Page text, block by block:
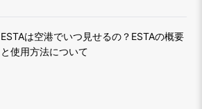
ESTAは空港でいつ見せるの？ESTAの概要
と使用方法について